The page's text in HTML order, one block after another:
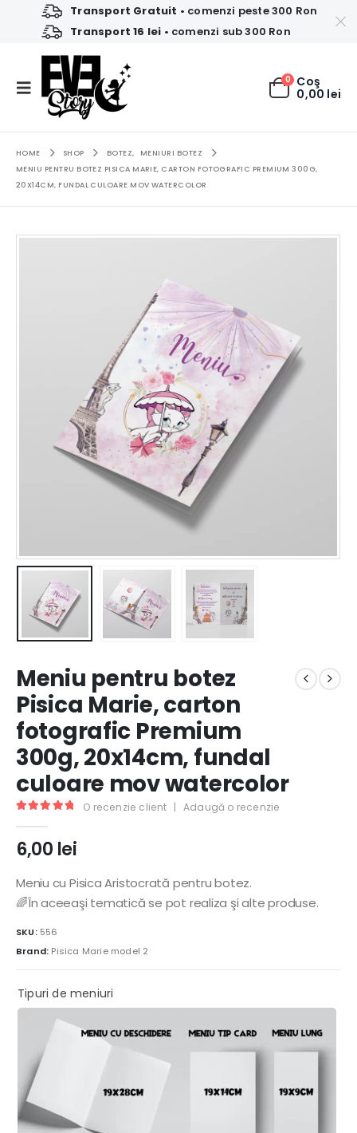
Transport Gratuit • comenzi peste 300 Ron
Transport 16 lei • comenzi sub 300 Ron
0 Coş
0,00 lei
HOME SHOP BOTEZ,
MENIURI BOTEZ
MENIU PENTRU BOTEZ PISICA MARIE, CARTON FOTOGRAFIC PREMIUM 300G,
20X14CM, FUNDAL CULOARE MOV WATERCOLOR
Meniu pentru botez
Pisica Marie, carton
fotografic Premium
300g, 20x14cm, fundal
culoare mov watercolor
O recenzie client | Adaugă o recenzie
6,00 lei
Meniu cu Pisica Aristocrată pentru botez.
🌈În aceeaşi tematică se pot realiza şi alte produse.
SKU: 556
Brand: Pisica Marie model 2
Tipuri de meniuri